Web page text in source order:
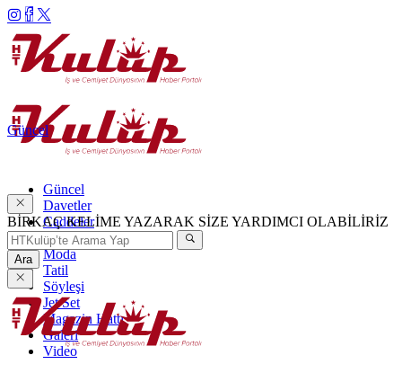
Güncel
Davetler
Caddeler
Haftanın Şıkları
Moda
Tatil
Söyleşi
Jet Set
Magazin Hattı
Galeri
Video
Güncel
BİRKAÇ KELİME YAZARAK SİZE YARDIMCI OLABİLİRİZ
Ara